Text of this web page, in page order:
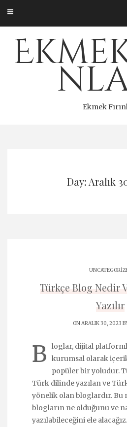
content
Ekmek
Day: Aralık
Türkçe Blog Nedir
Yazılır
ON ARALIK 30, 2023
B
loglar, dijital
kurumsal olarak
popüler bir yoludur.
Türk dilinde yazılan ve
yönelik olan bloglardır. Bu
blogların ne olduğunu ve
yazılabileceğini ele